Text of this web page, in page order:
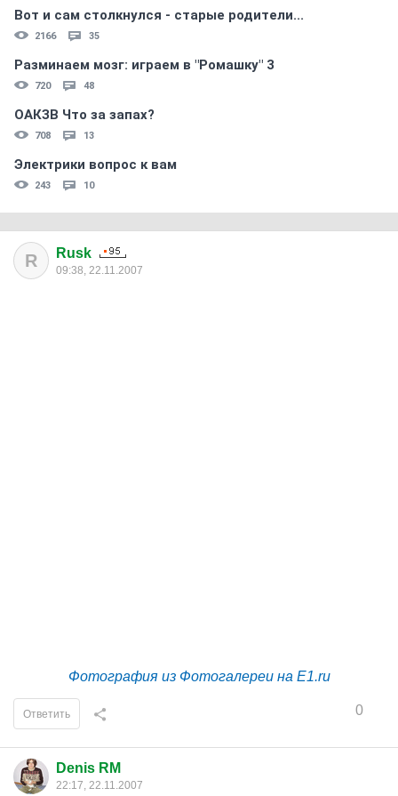
Вот и сам столкнулся - старые родители...
2166 35
Разминаем мозг: играем в "Ромашку" 3
720 48
ОАКЗВ Что за запах?
708 13
Электрики вопрос к вам
243 10
R Rusk
09:38, 22.11.2007
Фотография из Фотогалереи на E1.ru
0
Ответить
Denis RM
22:17, 22.11.2007